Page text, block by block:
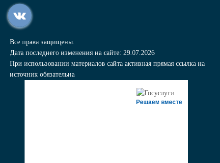
Все права защищены.
Дата последнего изменения на сайте: 29.07.2026
При использовании материалов сайта активная прямая ссылка на
источник обязательна
Решаем вместе